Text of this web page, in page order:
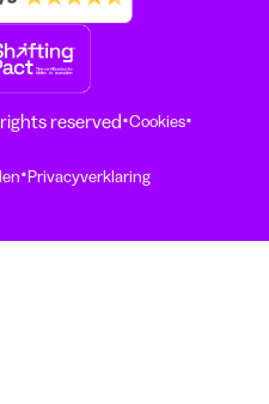
reserved·Cookies·
·Privacyverklaring